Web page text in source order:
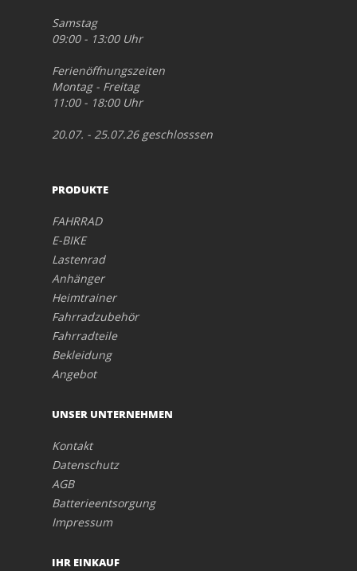
Samstag
09:00 - 13:00 Uhr
Ferienöffnungszeiten
Montag - Freitag
11:00 - 18:00 Uhr
20.07. - 25.07.26 geschlosssen
PRODUKTE
FAHRRAD
E-BIKE
Lastenrad
Anhänger
Heimtrainer
Fahrradzubehör
Fahrradteile
Bekleidung
Angebot
UNSER UNTERNEHMEN
Kontakt
Datenschutz
AGB
Batterieentsorgung
Impressum
IHR EINKAUF